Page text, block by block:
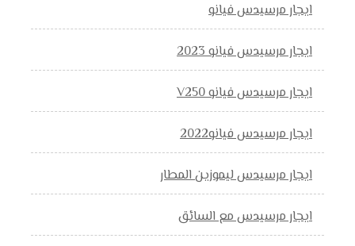
ايجار مرسيدس فيانو
ايجار مرسيدس فيانو 2023
ايجار مرسيدس فيانو V250
ايجار مرسيدس فيانو2022
ايجار مرسيدس ليموزين المطار
ايجار مرسيدس مع السائق